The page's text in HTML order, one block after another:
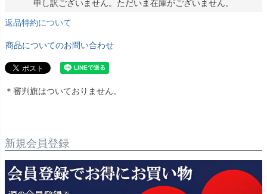
申し訳ございません。ただいま在庫がございません。
返品特約について
商品についてのお問い合わせ
＊審判旗はついておりません。
新規会員登録